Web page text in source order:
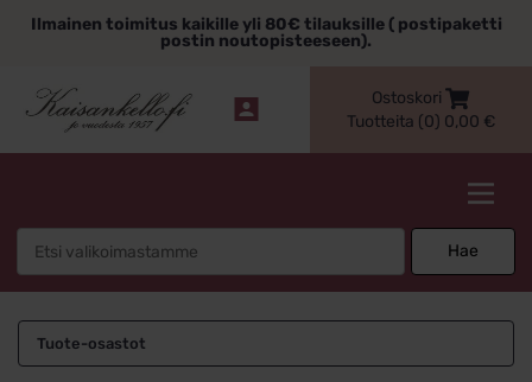
sisältöönIlmainen toimitus kaikille yli 80€ tilauksille ( postipaketti
postin noutopisteeseen).
Ostoskori
Tuotteita (0) 0,00 €
Hae
avosydänriipus
Tuote-osastot